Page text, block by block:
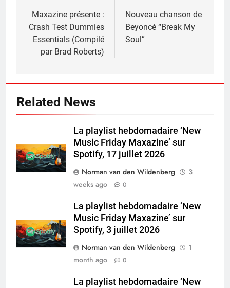
navigation
Maxazine présente :
Crash Test Dummies
Essentials (Compilé
par Brad Roberts)
Nouveau chanson de
Beyoncé “Break My
Soul”
Related News
La playlist hebdomadaire ‘New
Music Friday Maxazine’ sur
Spotify, 17 juillet 2026
Norman van den Wildenberg
3
weeks ago
0
La playlist hebdomadaire ‘New
Music Friday Maxazine’ sur
Spotify, 3 juillet 2026
Norman van den Wildenberg
1
month ago
0
La playlist hebdomadaire ‘New